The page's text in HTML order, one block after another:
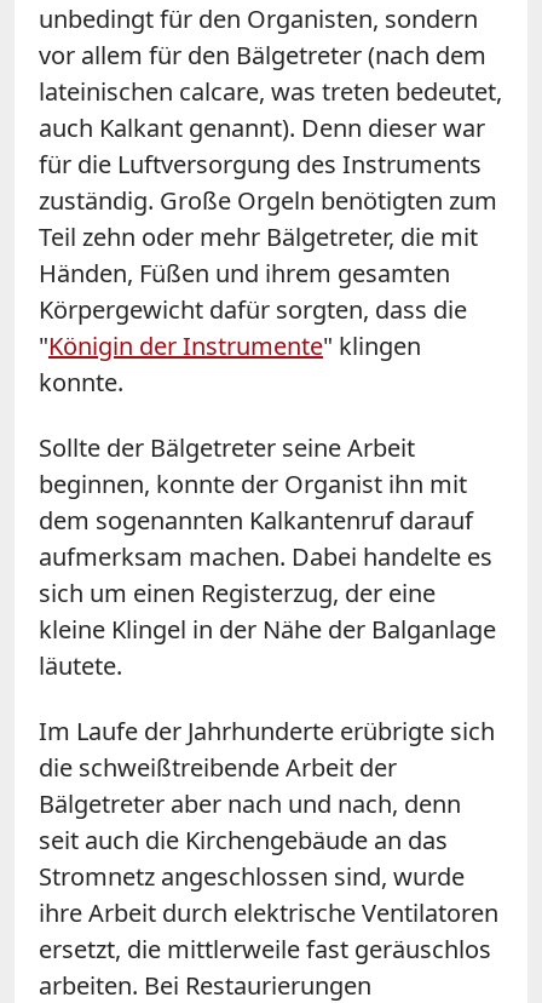
unbedingt für den Organisten, sondern
vor allem für den Bälgetreter (nach dem
lateinischen calcare, was treten bedeutet,
auch Kalkant genannt). Denn dieser war
für die Luftversorgung des Instruments
zuständig. Große Orgeln benötigten zum
Teil zehn oder mehr Bälgetreter, die mit
Händen, Füßen und ihrem gesamten
Körpergewicht dafür sorgten, dass die
"Königin der Instrumente" klingen
konnte.
Sollte der Bälgetreter seine Arbeit
beginnen, konnte der Organist ihn mit
dem sogenannten Kalkantenruf darauf
aufmerksam machen. Dabei handelte es
sich um einen Registerzug, der eine
kleine Klingel in der Nähe der Balganlage
läutete.
Im Laufe der Jahrhunderte erübrigte sich
die schweißtreibende Arbeit der
Bälgetreter aber nach und nach, denn
seit auch die Kirchengebäude an das
Stromnetz angeschlossen sind, wurde
ihre Arbeit durch elektrische Ventilatoren
ersetzt, die mittlerweile fast geräuschlos
arbeiten. Bei Restaurierungen